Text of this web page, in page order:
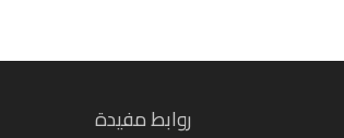
روابط مفيدة